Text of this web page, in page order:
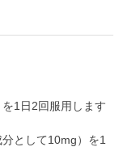
1日2回服用します
として10mg）を1